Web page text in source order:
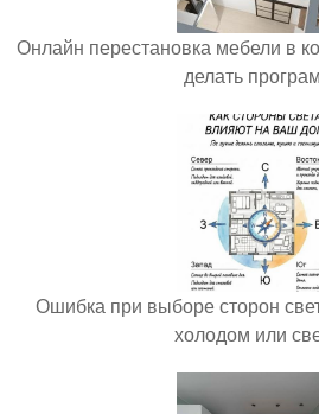
Онлайн перестановка мебели в
делать
Ошибка при выборе сторон
холодом или